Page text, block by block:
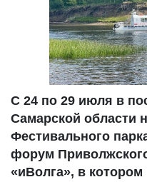
С 24 по 29 июля в
Самарской области
Фестивального
форум
«иВолга», в